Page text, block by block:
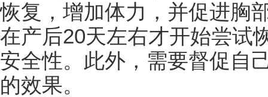
恢复，增加体力，并促进胸
在产后20天左右才开始尝试
安全性。此外，需要督促自
的效果。